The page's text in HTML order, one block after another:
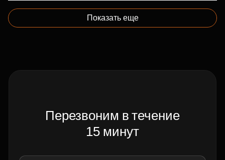
Показать еще
Перезвоним в течение
15 минут